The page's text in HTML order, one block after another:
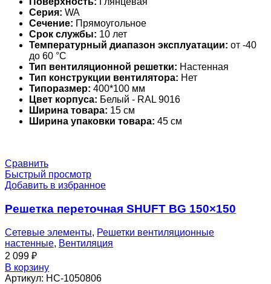
Серия: WA
Сечение: Прямоугольное
Срок службы: 10 лет
Температурный диапазон эксплуатации: от -40
до 60 °С
Тип вентиляционной решетки: Настенная
Тип конструкции вентилятора: Нет
Типоразмер: 400*100 мм
Цвет корпуса: Белый - RAL 9016
Ширина товара: 15 см
Ширина упаковки товара: 45 см
Сравнить
Быстрый просмотр
Добавить в избранное
Решетка переточная SHUFT BG 150×150
Сетевые элементы, Решетки вентиляционные
настенные, Вентиляция
2 099 ₽
В корзину
Артикул: НС-1050806